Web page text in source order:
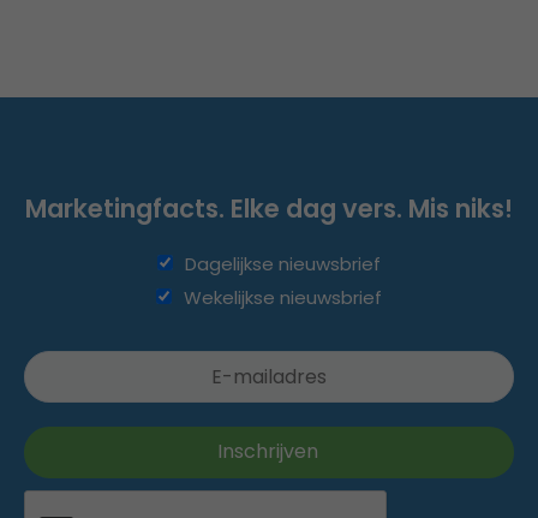
Marketingfacts. Elke dag vers. Mis niks!
Dagelijkse nieuwsbrief
Wekelijkse nieuwsbrief